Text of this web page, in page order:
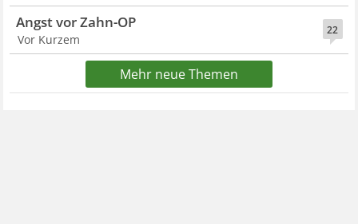
22
Angst vor Zahn-OP
Vor Kurzem
Mehr neue Themen